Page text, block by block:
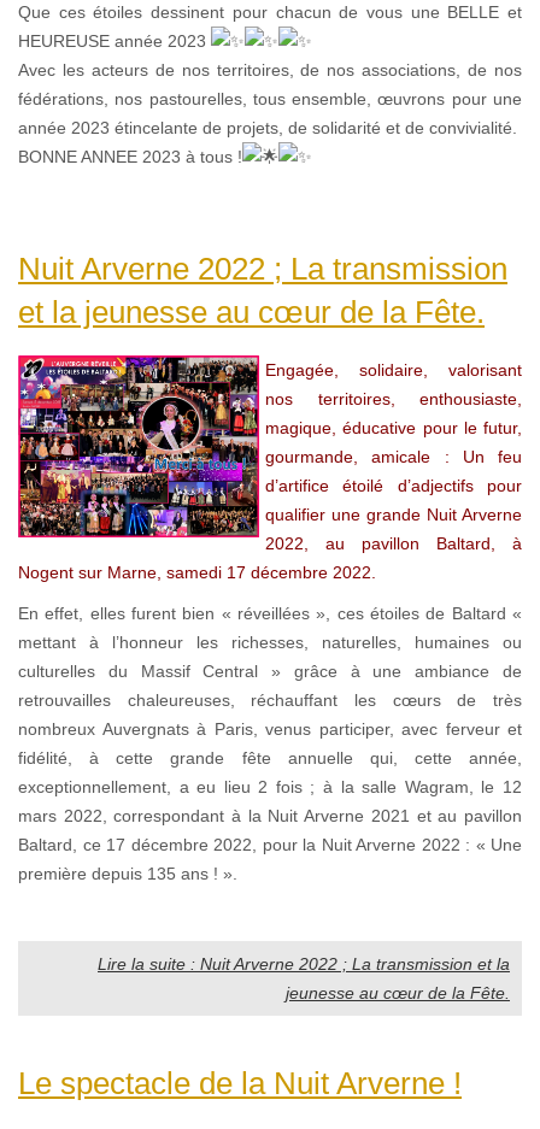
Que ces étoiles dessinent pour chacun de vous une BELLE et
HEUREUSE année 2023
Avec les acteurs de nos territoires, de nos associations, de nos
fédérations, nos pastourelles, tous ensemble, œuvrons pour une
année 2023 étincelante de projets, de solidarité et de convivialité.
BONNE ANNEE 2023 à tous !
Nuit Arverne 2022 ; La transmission
et la jeunesse au cœur de la Fête.
Engagée, solidaire, valorisant
nos territoires, enthousiaste,
magique, éducative pour le futur,
gourmande, amicale : Un feu
d’artifice étoilé d’adjectifs pour
qualifier une grande Nuit Arverne
2022, au pavillon Baltard, à
Nogent sur Marne, samedi 17 décembre 2022.
En effet, elles furent bien « réveillées », ces étoiles de Baltard «
mettant à l’honneur les richesses, naturelles, humaines ou
culturelles du Massif Central » grâce à une ambiance de
retrouvailles chaleureuses, réchauffant les cœurs de très
nombreux Auvergnats à Paris, venus participer, avec ferveur et
fidélité, à cette grande fête annuelle qui, cette année,
exceptionnellement, a eu lieu 2 fois ; à la salle Wagram, le 12
mars 2022, correspondant à la Nuit Arverne 2021 et au pavillon
Baltard, ce 17 décembre 2022, pour la Nuit Arverne 2022 : « Une
première depuis 135 ans ! ».
Lire la suite : Nuit Arverne 2022 ; La transmission et la
jeunesse au cœur de la Fête.
Le spectacle de la Nuit Arverne !